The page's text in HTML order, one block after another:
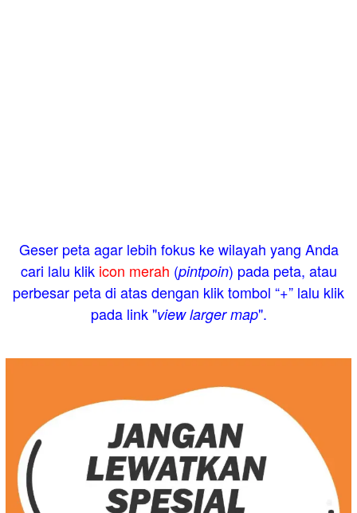
Geser peta agar lebih fokus ke wilayah yang Anda
cari lalu klik icon merah (pintpoin) pada peta, atau
perbesar peta di atas dengan klik tombol “+” lalu klik
pada link "view larger map".